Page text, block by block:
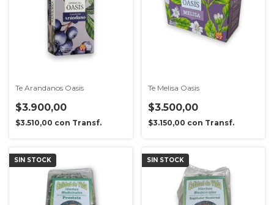
Te Arandanos Oasis
$3.900,00
$3.510,00 con Transf.
Te Melisa Oasis
$3.500,00
$3.150,00 con Transf.
SIN STOCK SIN STOCK